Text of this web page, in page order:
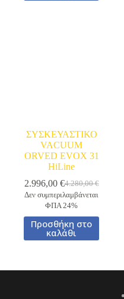
ΣΥΣΚΕΥΑΣΤΙΚΟ
VACUUM
ORVED EVOX 31
HiLine
4.280,00€
Original
price
was:
4.280,00 €.
2.996,00 €
Η
τρέχουσα
τιμή
είναι:
2.996,00 €.
Δεν συμπεριλαμβάνεται
ΦΠΑ 24%
Προσθήκη στο
καλάθι